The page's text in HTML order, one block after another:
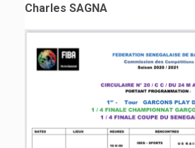
Charles SAGNA